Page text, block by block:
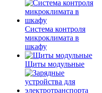
Система контроля
микроклимата в
шкафу
Щиты модульные